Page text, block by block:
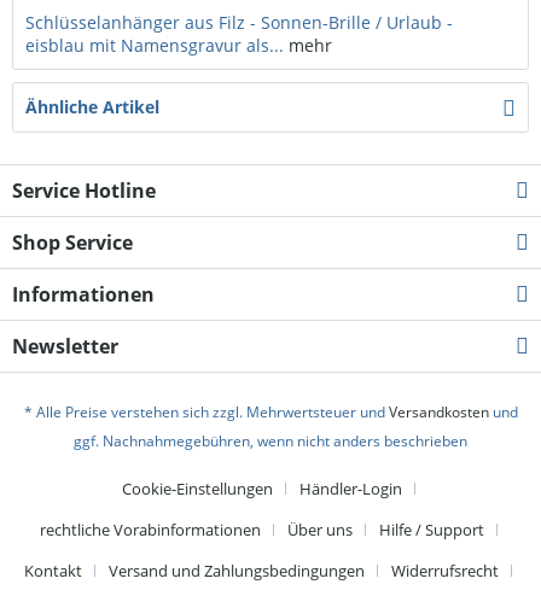
Schlüsselanhänger aus Filz - Sonnen-Brille / Urlaub -
eisblau mit Namensgravur als... mehr
Ähnliche Artikel
Service Hotline
Shop Service
Informationen
Newsletter
* Alle Preise verstehen sich zzgl. Mehrwertsteuer undVersandkostenund
ggf. Nachnahmegebühren, wenn nicht anders beschrieben
Cookie-Einstellungen
Händler-Login
rechtliche Vorabinformationen
Über uns
Hilfe / Support
Kontakt
Versand und Zahlungsbedingungen Widerrufsrecht